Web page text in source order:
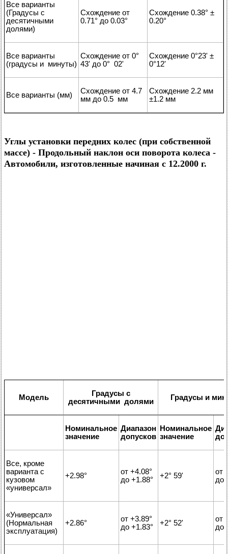
Все варианты
(Градусы с
десятичными
долями)
Схождение от
0.71° до 0.03°
Схождение 0.38° ±
0.20°
Все варианты
(градусы и минуты)
Схождение от 0°
43' до 0° 02'
Схождение 0°23' ±
0°12'
Все варианты (мм)
Схождение от 4.7
мм до 0.5 мм
Схождение 2.2 мм
±1.2 мм
Углы установки передних колес (при собственной
массе) - Продольный наклон оси поворота колеса -
Автомобили, изготовленные начиная с 12.2000 г.
Модель
Градусы с
десятичными долями
Градусы и
Номинальное
значение
Диапазон
допусков
Номинальное
значение
Все, кроме
варианта с
кузовом
«универсал»
+2.98°
от +4.08°
до +1.88°
+2° 59'
от
до
«Универсал»
(Нормальная
эксплуатация)
+2.86°
от +3.89°
до +1.83°
+2° 52'
от
до